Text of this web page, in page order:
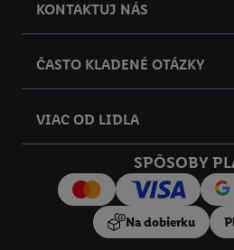
KONTAKTUJ NÁS
ČASTO KLADENÉ OTÁZKY
VIAC OD LIDLA
SPÔSOBY
Na dobierku